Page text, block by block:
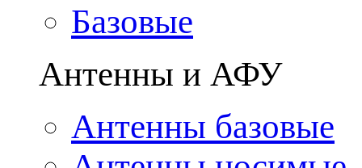
Базовые
Антенны и АФУ
Антенны базовые